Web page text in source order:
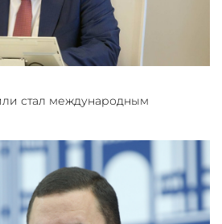
стал международным